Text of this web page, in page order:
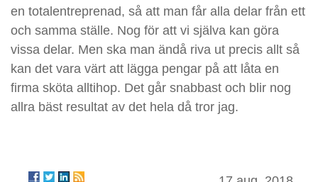
en totalentreprenad, så att man får alla delar från ett
och samma ställe. Nog för att vi själva kan göra
vissa delar. Men ska man ändå riva ut precis allt så
kan det vara värt att lägga pengar på att låta en
firma sköta alltihop. Det går snabbast och blir nog
allra bäst resultat av det hela då tror jag.